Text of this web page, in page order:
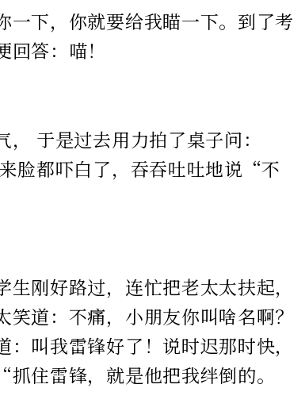
一下，你就要给我瞄一下。到了考
答：喵！
于是过去用力拍了桌子问：
脸都吓白了，吞吞吐吐地说“不
刚好路过，连忙把老太太扶起，
道：不痛，小朋友你叫啥名啊？
叫我雷锋好了！说时迟那时快，
住雷锋，就是他把我绊倒的。